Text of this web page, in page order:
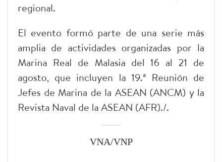
regional.
El evento formó parte de una serie más
amplia de actividades organizadas por la
Marina Real de Malasia del 16 al 21 de
agosto, que incluyen la 19.ª Reunión de
Jefes de Marina de la ASEAN (ANCM) y la
Revista Naval de la ASEAN (AFR)./.
VNA/VNP